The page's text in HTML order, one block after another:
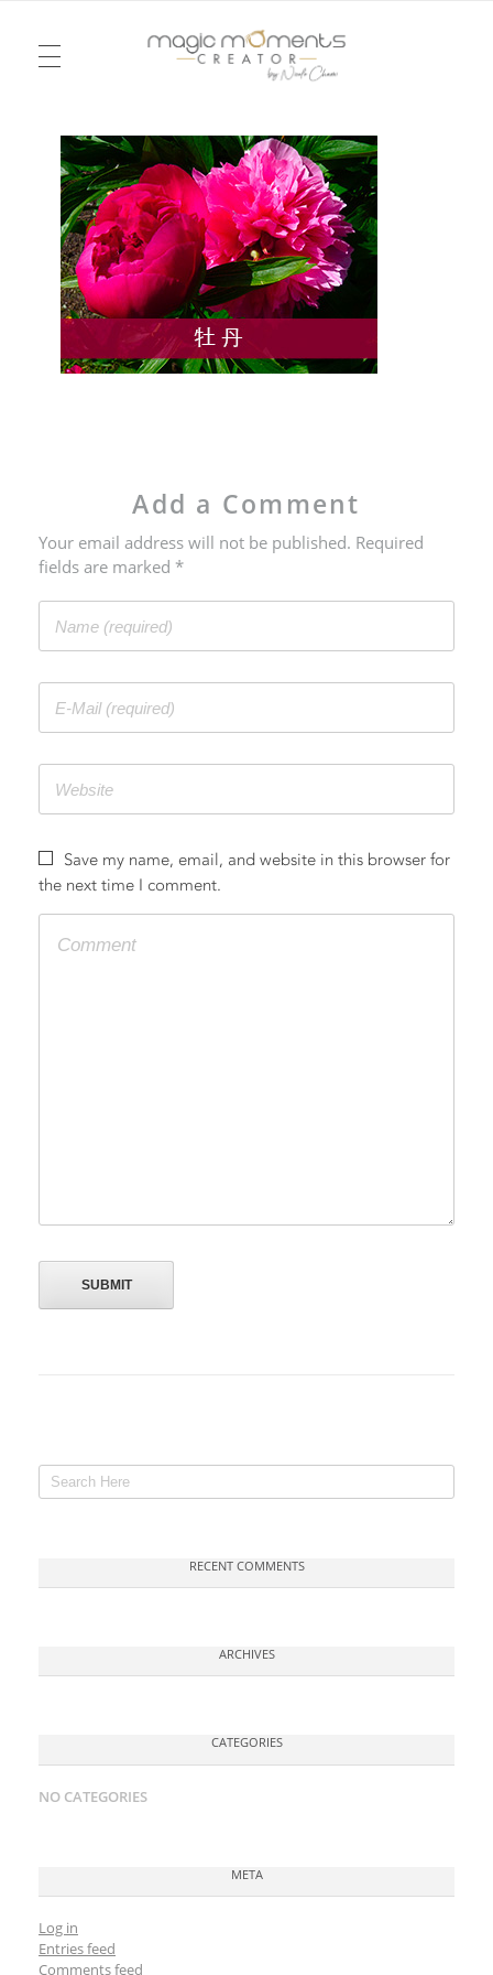
Magic Moments Creator
Pour un mariage ou un anniversaire, une soirée ou un week-end, je vous emmène dans la réalité d’un rêve, dessiné à l’image du vôtre. Je serai votre agence d’émotions !
模式
简史
會議
活动
婚礼
Add a Comment
Your email address will not be published. Required
fields are marked *
Save my name, email, and website in this browser for
the next time I comment.
RECENT COMMENTS
ARCHIVES
CATEGORIES
NO CATEGORIES
META
Log in
Entries feed
Comments feed